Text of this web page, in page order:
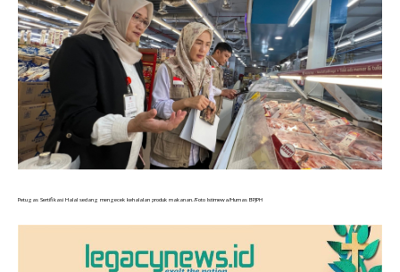
Petugas Sertifikasi Halal sedang mengecek kehalalan produk makanan./Foto Istimewa/Humas BPJPH